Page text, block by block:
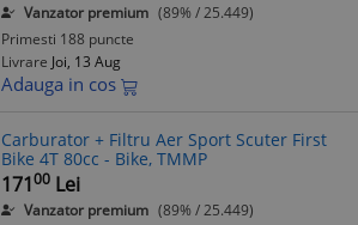
Vanzator premium (89% / 25.449)
Primesti 188 puncte
Livrare Joi, 13 Aug
Adauga in cos
Carburator + Filtru Aer Sport Scuter First
Bike 4T 80cc - Bike, TMMP
17100 Lei
Vanzator premium (89% / 25.449)